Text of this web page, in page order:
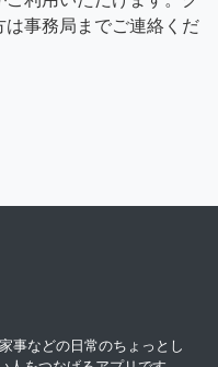
は事務局までご連絡くだ
事などの日常のちょっとし